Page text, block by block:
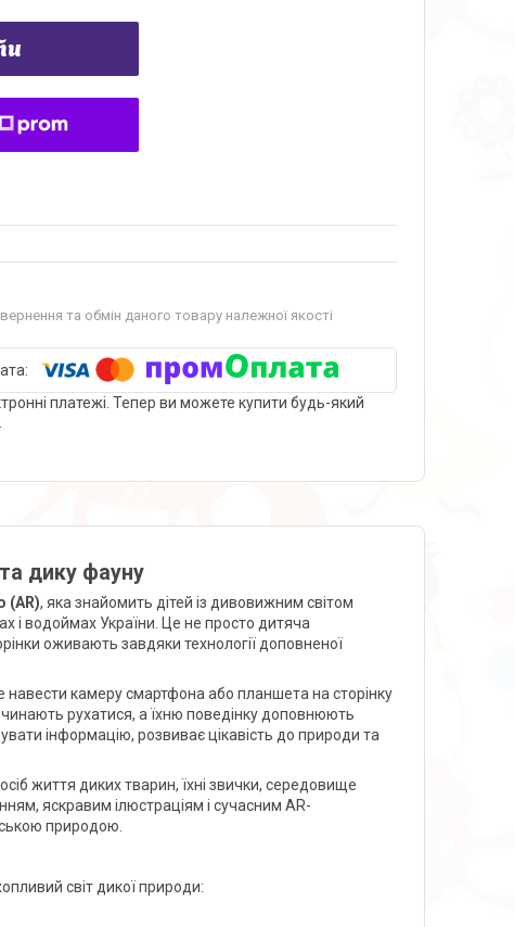
та обмін даного товару належної якості
платежі. Тепер ви можете купити будь-який
дику фауну
(AR), яка знайомить дітей із дивовижним світом
і водоймах України. Це не просто дитяча
оживають завдяки технології доповненої
камеру смартфона або планшета на сторінку
рухатися, а їхню поведінку доповнюють
інформацію, розвиває цікавість до природи та
життя диких тварин, їхні звички, середовище
яскравим ілюстраціям і сучасним AR-
природою.
світ дикої природи: